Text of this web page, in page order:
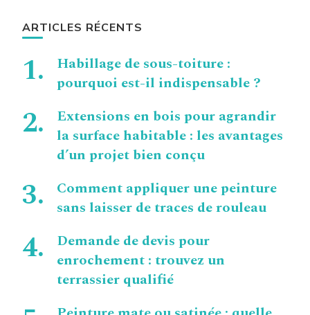
ARTICLES RÉCENTS
Habillage de sous-toiture :
pourquoi est-il indispensable ?
Extensions en bois pour agrandir
la surface habitable : les avantages
d’un projet bien conçu
Comment appliquer une peinture
sans laisser de traces de rouleau
Demande de devis pour
enrochement : trouvez un
terrassier qualifié